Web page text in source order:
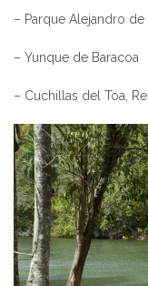
– Parque Alejandro
– Yunque de Baracoa
– Cuchillas del Toa,